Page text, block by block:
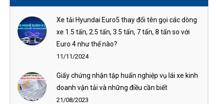
Xe tải Hyundai Euro5 thay đổi tên gọi các dòng
xe 1.5 tấn, 2.5 tấn, 3.5 tấn, 7 tấn, 8 tấn so với
Euro 4 như thế nào?
11/11/2024
Giấy chứng nhận tập huấn nghiệp vụ lái xe kinh
doanh vận tải và những điều cần biết
21/08/2023